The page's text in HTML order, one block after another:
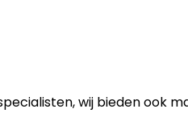
wij bieden ook